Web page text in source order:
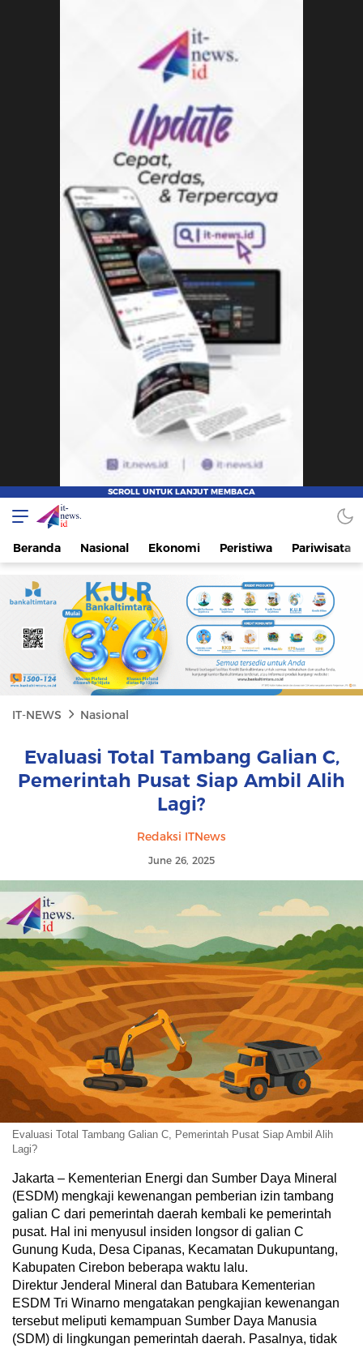
IT-NEWS
Update Cepat, Cerdas, dan Terpercaya
Beranda Nasional Ekonomi Peristiwa Pariwisata
IT-NEWS Nasional
Evaluasi Total Tambang Galian C,
Pemerintah Pusat Siap Ambil Alih
Lagi?
Redaksi ITNews
June 26, 2025
Evaluasi Total Tambang Galian C, Pemerintah Pusat Siap Ambil Alih
Lagi?
Jakarta – Kementerian Energi dan Sumber Daya Mineral
(ESDM) mengkaji kewenangan pemberian izin tambang
galian C dari pemerintah daerah kembali ke pemerintah
pusat. Hal ini menyusul insiden longsor di galian C
Gunung Kuda, Desa Cipanas, Kecamatan Dukupuntang,
Kabupaten Cirebon beberapa waktu lalu.
Direktur Jenderal Mineral dan Batubara Kementerian
ESDM Tri Winarno mengatakan pengkajian kewenangan
tersebut meliputi kemampuan Sumber Daya Manusia
(SDM) di lingkungan pemerintah daerah. Pasalnya, tidak